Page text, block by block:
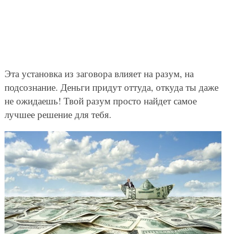
Эта установка из заговора влияет на разум, на
подсознание. Деньги придут оттуда, откуда ты даже
не ожидаешь! Твой разум просто найдет самое
лучшее решение для тебя.